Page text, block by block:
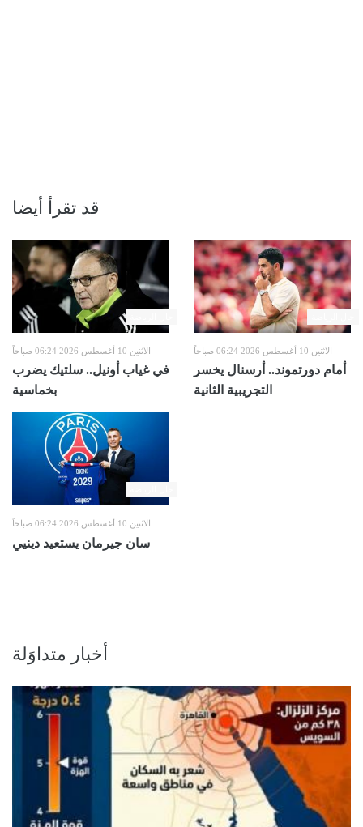
قد تقرأ أيضا
الاثنين 10 أغسطس 2026 06:24 صباحاً
في غياب أونيل.. سلتيك يضرب
بخماسية
الاثنين 10 أغسطس 2026 06:24 صباحاً
أمام دورتموند.. أرسنال يخسر
التجريبية الثانية
الاثنين 10 أغسطس 2026 06:24 صباحاً
سان جيرمان يستعيد دينيي
أخبار متداوَلة